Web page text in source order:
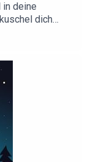
in deine
dich
MediaIn
Monika
Monika
E. Fronk